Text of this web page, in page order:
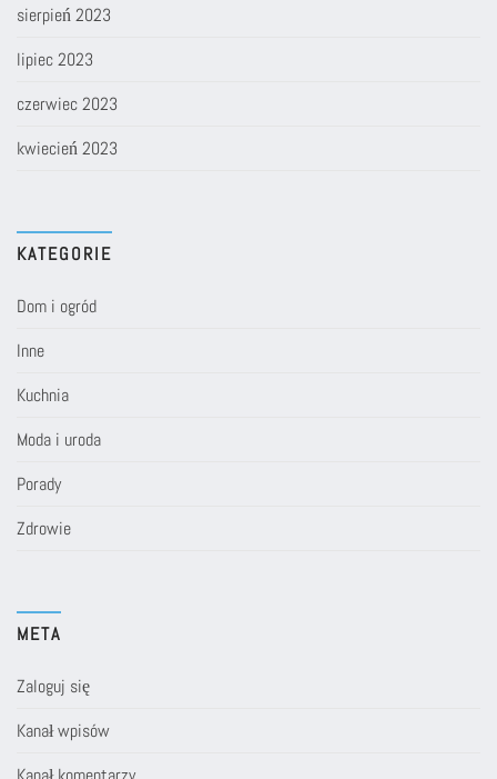
sierpień 2023
lipiec 2023
czerwiec 2023
kwiecień 2023
KATEGORIE
Dom i ogród
Inne
Kuchnia
Moda i uroda
Porady
Zdrowie
META
Zaloguj się
Kanał wpisów